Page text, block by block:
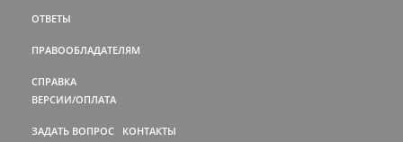
ОТВЕТЫ
ПРАВООБЛАДАТЕЛЯМ
СПРАВКА
ВЕРСИИ/ОПЛАТА
ЗАДАТЬ ВОПРОС КОНТАКТЫ